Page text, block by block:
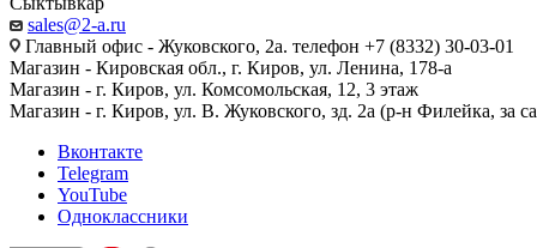
sales@2-a.ru
Главный офис - Жуковского, 2а. телефон +7 (8332) 30-03-01
Магазин - Кировская обл., г. Киров, ул. Ленина, 178-а
Магазин - г. Киров, ул. Комсомольская, 12, 3 этаж
Магазин - г. Киров, ул. В. Жуковского, зд. 2а (р-н Филейка, за
Вконтакте
Telegram
YouTube
Одноклассники